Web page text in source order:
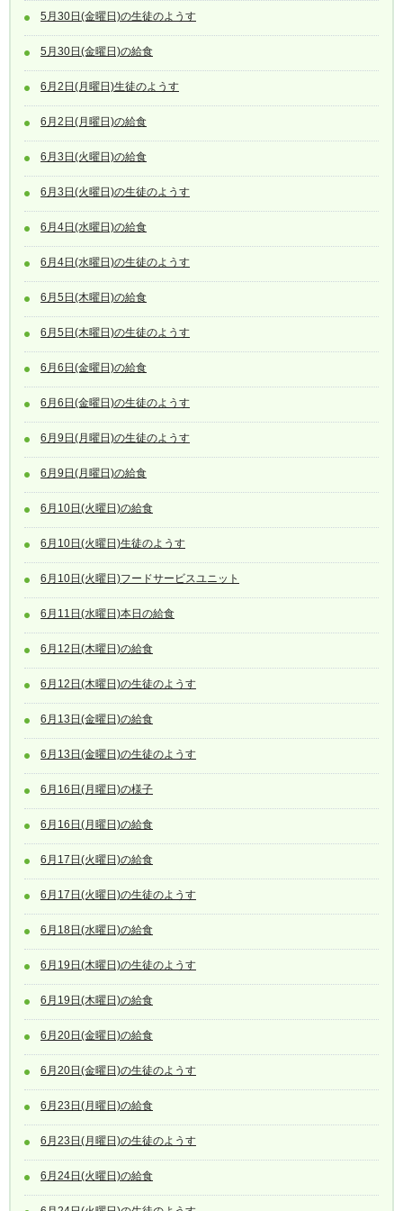
5月30日(金曜日)の生徒のようす
5月30日(金曜日)の給食
6月2日(月曜日)生徒のようす
6月2日(月曜日)の給食
6月3日(火曜日)の給食
6月3日(火曜日)の生徒のようす
6月4日(水曜日)の給食
6月4日(水曜日)の生徒のようす
6月5日(木曜日)の給食
6月5日(木曜日)の生徒のようす
6月6日(金曜日)の給食
6月6日(金曜日)の生徒のようす
6月9日(月曜日)の生徒のようす
6月9日(月曜日)の給食
6月10日(火曜日)の給食
6月10日(火曜日)生徒のようす
6月10日(火曜日)フードサービスユニット
6月11日(水曜日)本日の給食
6月12日(木曜日)の給食
6月12日(木曜日)の生徒のようす
6月13日(金曜日)の給食
6月13日(金曜日)の生徒のようす
6月16日(月曜日)の様子
6月16日(月曜日)の給食
6月17日(火曜日)の給食
6月17日(火曜日)の生徒のようす
6月18日(水曜日)の給食
6月19日(木曜日)の生徒のようす
6月19日(木曜日)の給食
6月20日(金曜日)の給食
6月20日(金曜日)の生徒のようす
6月23日(月曜日)の給食
6月23日(月曜日)の生徒のようす
6月24日(火曜日)の給食